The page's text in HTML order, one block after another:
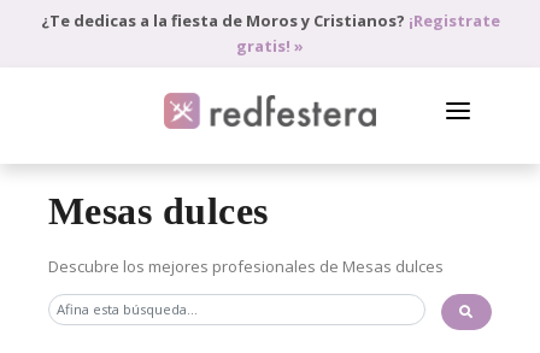
¿Te dedicas a la fiesta de Moros y Cristianos? ¡Registrate
gratis! »
BLOG
Mesas dulces
Descubre los mejores profesionales de Mesas dulces